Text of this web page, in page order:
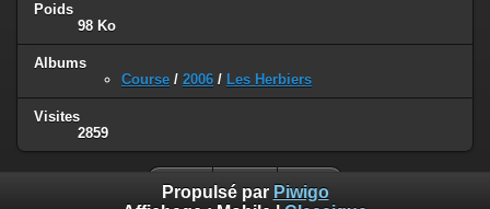
Poids
98 Ko
Albums
Course / 2006 / Les Herbiers
Visites
2859
Propulsé par Piwigo